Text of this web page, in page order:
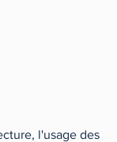
l'usage des